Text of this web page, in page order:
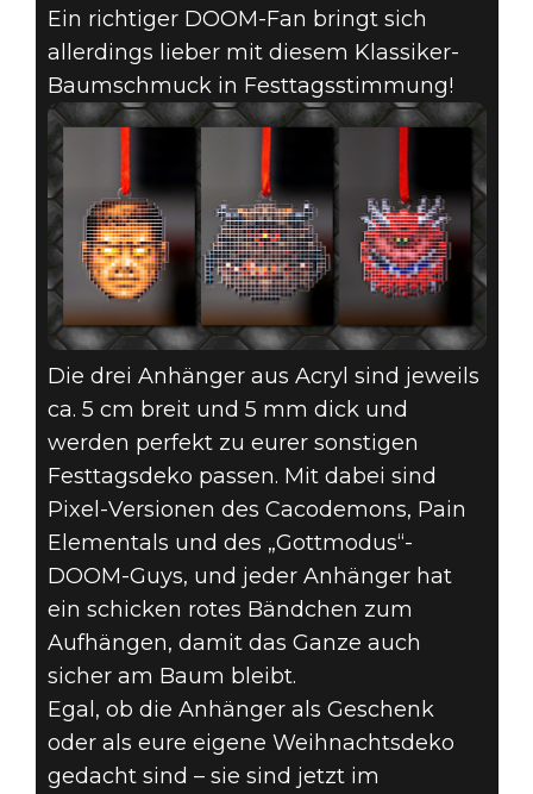
DOOM® Eternal
05. Dezember 2019
SLAYERS CLUB-
GESCHENKIDEEN
– KLASSIKER-
BAUMSCHMUCK-
SET
Ein richtiger DOOM-Fan bringt sich
allerdings lieber mit diesem Klassiker-
Baumschmuck in Festtagsstimmung!
Die drei Anhänger aus Acryl sind jeweils
ca. 5 cm breit und 5 mm dick und
werden perfekt zu eurer sonstigen
Festtagsdeko passen. Mit dabei sind
Pixel-Versionen des Cacodemons, Pain
Elementals und des „Gottmodus“-
DOOM-Guys, und jeder Anhänger hat
ein schicken rotes Bändchen zum
Aufhängen, damit das Ganze auch
sicher am Baum bleibt.
Egal, ob die Anhänger als Geschenk
oder als eure eigene Weihnachtsdeko
gedacht sind – sie sind jetzt im